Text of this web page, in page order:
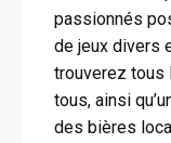
passionnés
de jeux divers
trouverez tous
tous, ainsi
des bières